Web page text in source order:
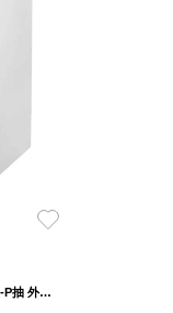
櫃體 613寬 X 450深 X 740高 mm 抽屜-P抽 外徑 270寬 X 404深 X 39.5高 mm 內徑 265寬 X 382深 X 36高 mm 抽屜-H抽 外徑 270寬 X 406深 X 81.5高 mm 內徑 265寬 X 382深 X 78高 mm